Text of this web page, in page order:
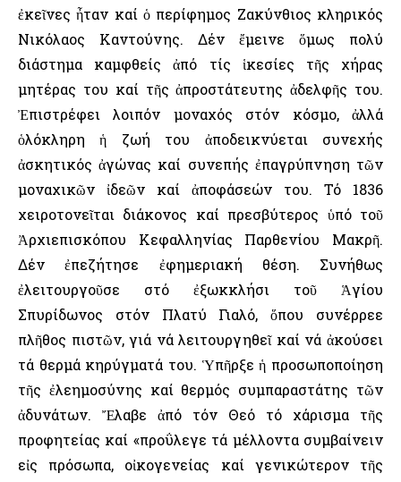
ἐκεῖνες ἦταν καί ὁ περίφημος Ζακύνθιος κληρικός
Νικόλαος Καντούνης. Δέν ἔμεινε ὅμως πολύ
διάστημα καμφθείς ἀπό τίς ἱκεσίες τῆς χήρας
μητέρας του καί τῆς ἀπροστάτευτης ἀδελφῆς του.
Ἐπιστρέφει λοιπόν μοναχός στόν κόσμο, ἀλλά
ὁλόκληρη ἡ ζωή του ἀποδεικνύεται συνεχής
ἀσκητικός ἀγώνας καί συνεπής ἐπαγρύπνηση τῶν
μοναχικῶν ἰδεῶν καί ἀποφάσεών του. Τό 1836
χειροτονεῖται διάκονος καί πρεσβύτερος ὑπό τοῦ
Ἀρχιεπισκόπου Κεφαλληνίας Παρθενίου Μακρῆ.
Δέν ἐπεζήτησε ἐφημεριακή θέση. Συνήθως
ἐλειτουργοῦσε στό ἐξωκκλήσι τοῦ Ἁγίου
Σπυρίδωνος στόν Πλατύ Γιαλό, ὅπου συνέρρεε
πλῆθος πιστῶν, γιά νά λειτουργηθεῖ καί νά ἀκούσει
τά θερμά κηρύγματά του. Ὑπῆρξε ἡ προσωποποίηση
τῆς ἐλεημοσύνης καί θερμός συμπαραστάτης τῶν
ἀδυνάτων. Ἔλαβε ἀπό τόν Θεό τό χάρισμα τῆς
προφητείας καί «προΰλεγε τά μέλλοντα συμβαίνειν
εἰς πρόσωπα, οἰκογενείας καί γενικώτερον τῆς